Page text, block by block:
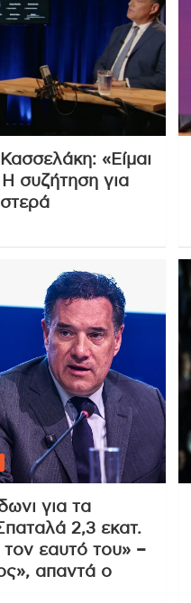
«Είμαι
συζήτηση για
για τα
2,3 εκατ.
τον εαυτό του» –
απαντά ο